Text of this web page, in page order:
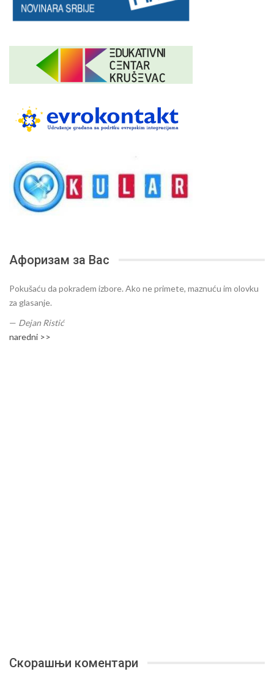
Афоризам за Вас
Pokušaću da pokradem izbore. Ako ne primete, maznuću im olovku
za glasanje.
— Dejan Ristić
naredni >>
Скорашњи коментари